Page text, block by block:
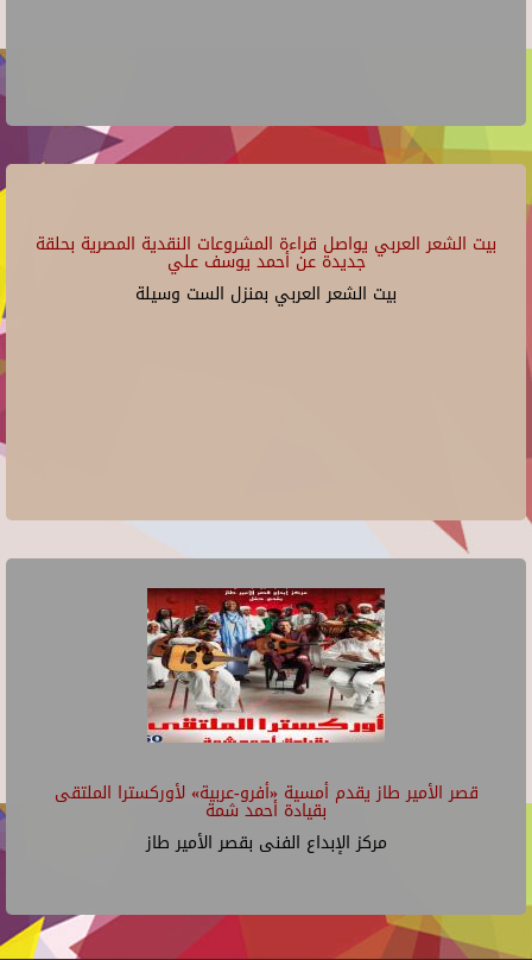
بيت الشعر العربي يواصل قراءة المشروعات النقدية المصرية بحلقة
جديدة عن أحمد يوسف علي
بيت الشعر العربي بمنزل الست وسيلة
قصر الأمير طاز يقدم أمسية «أفرو-عربية» لأوركسترا الملتقى
بقيادة أحمد شمة
مركز الإبداع الفنى بقصر الأمير طاز